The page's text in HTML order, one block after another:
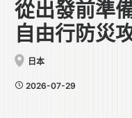
從出發前準
自由行防災
日本
2026-07-29